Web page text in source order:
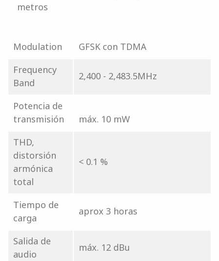
metros
Modulation
GFSK con TDMA
Frequency
Band
2,400 - 2,483.5MHz
Potencia de
transmisión
máx. 10 mW
THD,
distorsión
armónica
total
< 0.1 %
Tiempo de
carga
aprox 3 horas
Salida de
audio
máx. 12 dBu